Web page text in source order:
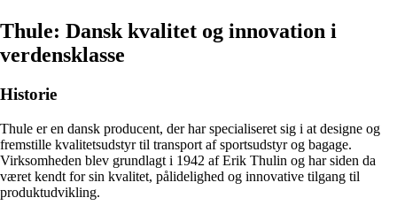
Thule: Dansk kvalitet og innovation i
verdensklasse
Historie
Thule er en dansk producent, der har specialiseret sig i at designe og
fremstille kvalitetsudstyr til transport af sportsudstyr og bagage.
Virksomheden blev grundlagt i 1942 af Erik Thulin og har siden da
været kendt for sin kvalitet, pålidelighed og innovative tilgang til
produktudvikling.